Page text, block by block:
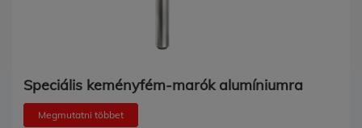
Speciális keményfém-marók alumíniumra
Megmutatni többet